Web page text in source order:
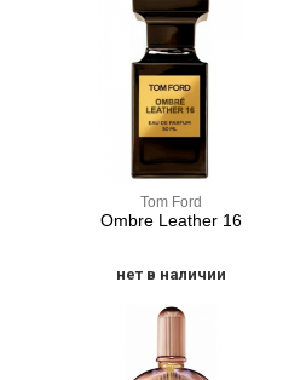
Tom Ford
Ombre Leather 16
нет в наличии